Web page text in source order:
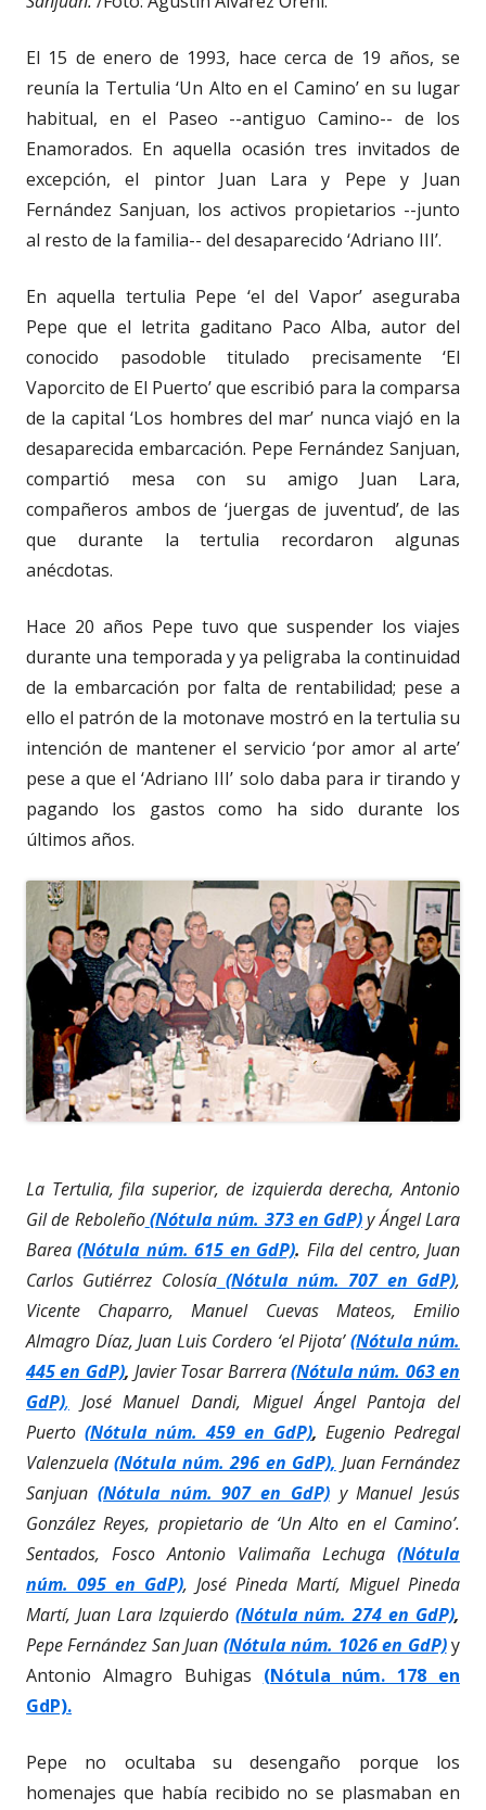
El 15 de enero de 1993, hace cerca de 19 años, se
reunía la Tertulia ‘Un Alto en el Camino’ en su lugar
habitual, en el Paseo --antiguo Camino-- de los
Enamorados. En aquella ocasión tres invitados de
excepción, el pintor Juan Lara y Pepe y Juan
Fernández Sanjuan, los activos propietarios --junto
al resto de la familia-- del desaparecido ‘Adriano III’.
En aquella tertulia Pepe ‘el del Vapor’ aseguraba
Pepe que el letrita gaditano Paco Alba, autor del
conocido pasodoble titulado precisamente ‘El
Vaporcito de El Puerto’ que escribió para la comparsa
de la capital ‘Los hombres del mar’ nunca viajó en la
desaparecida embarcación. Pepe Fernández Sanjuan,
compartió mesa con su amigo Juan Lara,
compañeros ambos de ‘juergas de juventud’, de las
que durante la tertulia recordaron algunas
anécdotas.
Hace 20 años Pepe tuvo que suspender los viajes
durante una temporada y ya peligraba la continuidad
de la embarcación por falta de rentabilidad; pese a
ello el patrón de la motonave mostró en la tertulia su
intención de mantener el servicio ‘por amor al arte’
pese a que el ‘Adriano III’ solo daba para ir tirando y
pagando los gastos como ha sido durante los
últimos años.
La Tertulia, fila superior, de izquierda derecha, Antonio
Gil de Reboleño(Nótula núm. 373 en GdP)y Ángel Lara
Barea (Nótula núm. 615 en GdP). Fila del centro, Juan
Carlos Gutiérrez Colosía (Nótula núm. 707 en GdP),
Vicente Chaparro, Manuel Cuevas Mateos, Emilio
Almagro Díaz, Juan Luis Cordero ‘el Pijota’(Nótula núm.
445 en GdP), Javier Tosar Barrera(Nótula núm. 063 en
GdP), José Manuel Dandi, Miguel Ángel Pantoja del
Puerto (Nótula núm. 459 en GdP), Eugenio Pedregal
Valenzuela(Nótula núm. 296 en GdP), Juan Fernández
Sanjuan (Nótula núm. 907 en GdP)y Manuel Jesús
González Reyes, propietario de ‘Un Alto en el Camino’.
Sentados, Fosco Antonio Valimaña Lechuga (Nótula
núm. 095 en GdP), José Pineda Martí, Miguel Pineda
Martí, Juan Lara Izquierdo (Nótula núm. 274 en GdP),
Pepe Fernández San Juan (Nótula núm. 1026 en GdP) y
Antonio Almagro Buhigas (Nótula núm. 178 en
GdP).
Pepe no ocultaba su desengaño porque los
homenajes que había recibido no se plasmaban en